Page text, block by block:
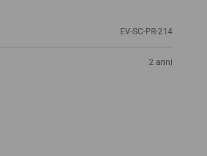
EV-SC-PR-214
2 anni